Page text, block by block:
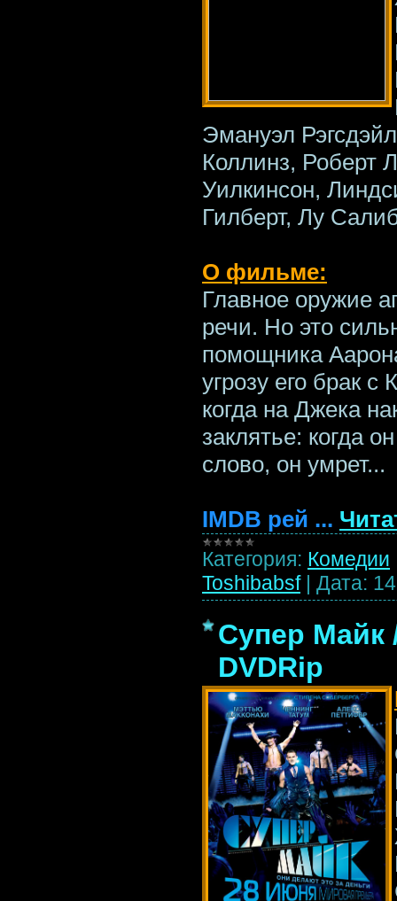
Эмануэл
Коллинз, Роберт
Уилкинсон,
Гилберт, Лу
О фильме:
Главное оружие
речи. Но это
помощника
угрозу его брак
когда на Джека
заклятье: когда
слово, он умрет...
IMDB рей ...
Категория: Комедии
Toshibabsf | Дата:
Супер Майк
DVDRip